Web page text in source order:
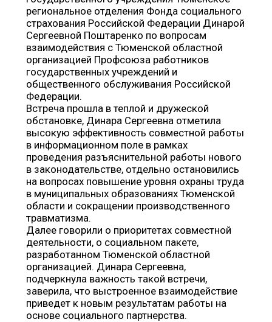
региональное отделения Фонда социального
страхования Российской Федерации Динарой
Сергеевной Поштаренко по вопросам
взаимодействия с Тюменской областной
организацией Профсоюза работников
государственных учреждений и
общественного обслуживания Российской
Федерации.
Встреча прошла в теплой и дружеской
обстановке, Динара Сергеевна отметила
высокую эффективность совместной работы
в информационном поле в рамках
проведения разъяснительной работы нового
в законодательстве, отдельно остановились
на вопросах повышение уровня охраны труда
в муниципальных образованиях Тюменской
области и сокращении производственного
травматизма.
Далее говорили о приоритетах совместной
деятельности, о социальном пакете,
разработанном Тюменской областной
организацией. Динара Сергеевна,
подчеркнула важность такой встречи,
заверила, что выстроенное взаимодействие
приведет к новым результатам работы на
основе социального партнерства.